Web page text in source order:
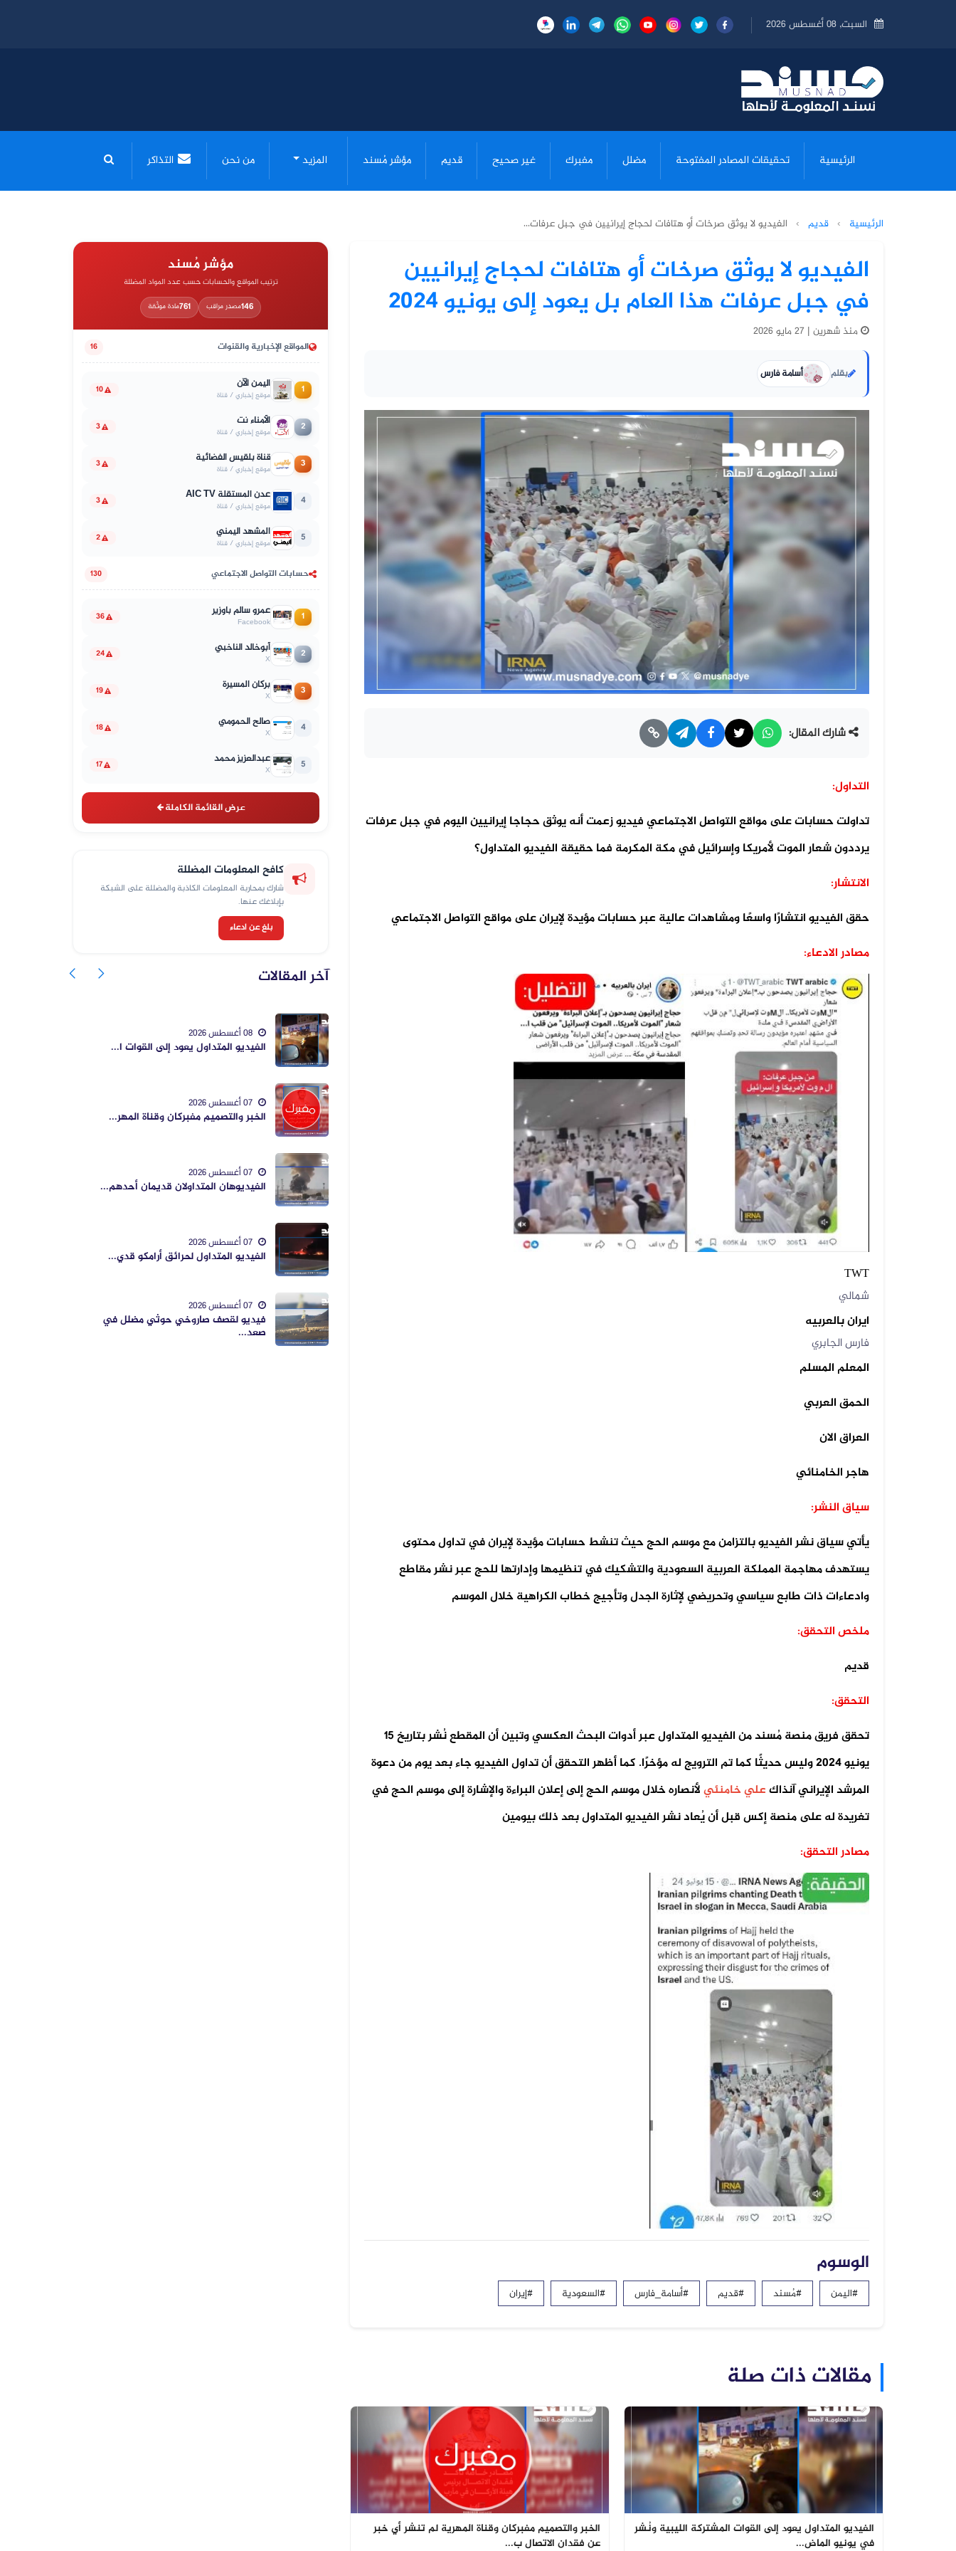
السبت, 08 أغسطس 2026
الرئيسية تحقيقات المصادر المفتوحة مضلل مفبرك غير صحيح قديم مؤشر مُسند المزيد من نحن التذاكر
الرئيسية › قديم › الفيديو لا يوثق صرخات أو هتافات لحجاج إيرانيين في جبل عرفات...
الفيديو لا يوثق صرخات أو هتافات لحجاج إيرانيين
في جبل عرفات هذا العام بل يعود إلى يونيو 2024
منذ شهرين | 27 مايو 2026
بقلم أسامة فارس
شارك المقال:
التداول:
تداولت حسابات على مواقع التواصل الاجتماعي فيديو زعمت أنه يوثق حجاجا إيرانيين اليوم في جبل عرفات
يرددون شعار الموت لأمريكا وإسرائيل في مكة المكرمة فما حقيقة الفيديو المتداول؟
الانتشار:
حقق الفيديو انتشارًا واسعًا ومشاهدات عالية عبر حسابات مؤيدة لإيران على مواقع التواصل الاجتماعي
مصادر الادعاء:
TWT
شمالي
ايران بالعربيه
فارس الجابري
المعلم المسلم
الحمق العربي
العراق الان
هاجر الخامنائي
سياق النشر:
يأتي سياق نشر الفيديو بالتزامن مع موسم الحج حيث تنشط حسابات مؤيدة لإيران في تداول محتوى
يستهدف مهاجمة المملكة العربية السعودية والتشكيك في تنظيمها وإدارتها للحج عبر نشر مقاطع
وادعاءات ذات طابع سياسي وتحريضي لإثارة الجدل وتأجيج خطاب الكراهية خلال الموسم
ملخص التحقق:
قديم
التحقق:
تحقق فريق منصة مُسند من الفيديو المتداول عبر أدوات البحث العكسي وتبين أن المقطع نُشر بتاريخ 15
يونيو 2024 وليس حديثًا كما تم الترويج له مؤخرًا. كما أظهر التحقق أن تداول الفيديو جاء بعد يوم من دعوة
المرشد الإيراني آنذاكعلي خامنئيلأنصاره خلال موسم الحج إلى إعلان البراءة والإشارة إلى موسم الحج في
تغريدة له على منصة إكس قبل أن يُعاد نشر الفيديو المتداول بعد ذلك بيومين
مصادر التحقق:
الوسوم
#اليمن #مُسند #قديم #أسامة_فارس #السعودية #إيران
مقالات ذات صلة
الفيديو المتداول يعود إلى القوات المشتركة الليبية ونُشر
في يونيو الماض...
الخبر والتصميم مفبركان وقناة المهرية لم تنشر أي خبر
عن فقدان الاتصال ب...
مؤشر مُسند
ترتيب المواقع والحسابات حسب عدد المواد المضللة
146مصدر مراقب 761مادة موثّقة
المواقع الإخبارية والقنوات 16
1 اليمن الآن
موقع إخباري / قناة 10
2 الأمناء نت
موقع إخباري / قناة 3
3 قناة بلقيس الفضائية
موقع إخباري / قناة 3
4 عدن المستقلة AIC TV
موقع إخباري / قناة 3
5 المشهد اليمني
موقع إخباري / قناة 2
حسابات التواصل الاجتماعي 130
1 عمرو سالم باوزير
Facebook
36
2 أبوخالد الناخبي
X
24
3 بركان المسيرة
X
19
4 صالح الحمومي
X
18
5 عبدالعزيز محمد
X
17
عرض القائمة الكاملة
كافح المعلومات المضللة
شارك بمحاربة المعلومات الكاذبة والمضللة على الشبكة
بإبلاغك عنها.
بلغ عن ادعاء
آخر المقالات
08 أغسطس 2026
الفيديو المتداول يعود إلى القوات ا...
الخبر والتصميم مفبركان وقناة المهر...
07 أغسطس 2026
الفيديوهان المتداولان قديمان أحدهم...
الفيديو المتداول لحرائق أرامكو قدي...
فيديو لقصف صاروخي حوثي مضلل في
06 أغسطس 2026
فيديو لنهب أسلحة وذخائر قديم وليس...
فيديو زُعم أنه يُظهر دخول أرتال عس...
06 أغسطس 2026
فيديو زُعم أنه يُظهر استهداف سفينة...
05 أغسطس 2026
الفيديو المتداول يعود إلى القوات ا...
الخبر والتصميم مفبركان وقناة المهر...
الفيديوهان المتداولان قديمان أحدهم...
الفيديو المتداول لحرائق أرامكو قدي...
فيديو لقصف صاروخي حوثي مضلل في
صعد...